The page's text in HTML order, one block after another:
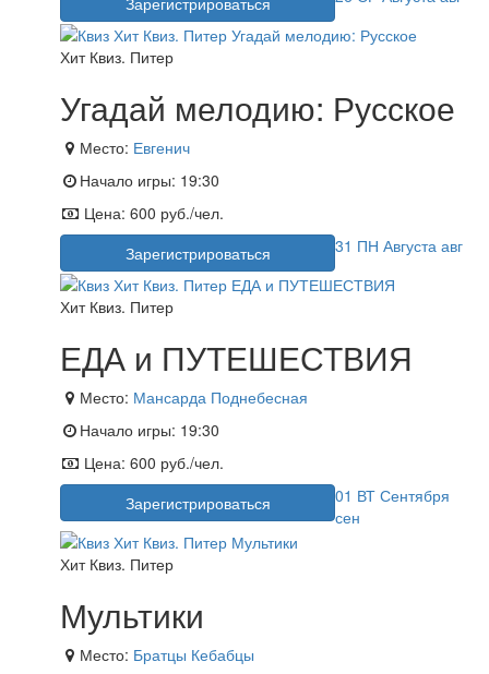
Хит Квиз. Питер
Угадай мелодию: Русское
Место: Евгенич
Начало игры: 19:30
Цена: 600 руб./чел.
Зарегистрироваться
31 ПН Августа авг
Хит Квиз. Питер
ЕДА и ПУТЕШЕСТВИЯ
Место: Мансарда Поднебесная
Начало игры: 19:30
Цена: 600 руб./чел.
Зарегистрироваться
01 ВТ Сентября
сен
Хит Квиз. Питер
Мультики
Место: Братцы Кебабцы